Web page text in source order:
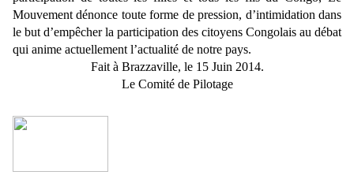
Mouvement dénonce toute forme de pression, d’intimidation dans
le but d’empêcher la participation des citoyens Congolais au débat
qui anime actuellement l’actualité de notre pays.
Fait à Brazzaville, le 15 Juin 2014.
Le Comité de Pilotage